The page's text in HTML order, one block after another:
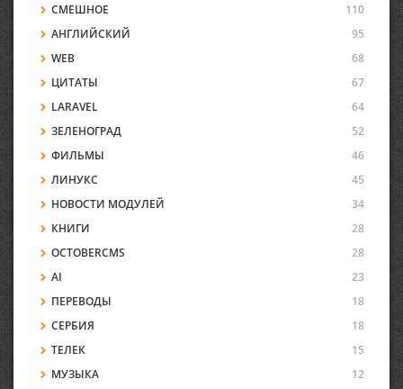
СМЕШНОЕ
110
АНГЛИЙСКИЙ
95
WEB
68
ЦИТАТЫ
67
LARAVEL
64
ЗЕЛЕНОГРАД
52
ФИЛЬМЫ
46
ЛИНУКС
45
НОВОСТИ МОДУЛЕЙ
34
КНИГИ
28
OCTOBERCMS
28
AI
23
ПЕРЕВОДЫ
18
СЕРБИЯ
18
ТЕЛЕК
15
МУЗЫКА
12